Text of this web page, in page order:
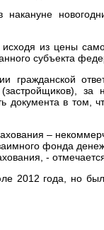
накануне
из цены
субъекта
гражданской
документа в том,
–
фонда
-
2012 года, но